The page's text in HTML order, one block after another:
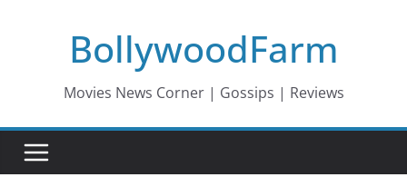
BollywoodFarm
Movies News Corner | Gossips | Reviews